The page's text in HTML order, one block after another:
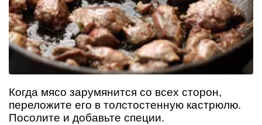
Когда мясо зарумянится со всех сторон,
переложите его в толстостенную кастрюлю.
Посолите и добавьте специи.